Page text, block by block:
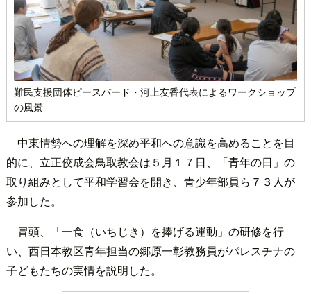
難民支援団体ピースバード・河上友香代表によるワークショップ
の風景
中東情勢への理解を深め平和への意識を高めることを目
的に、立正佼成会鳥取教会は５月１７日、「青年の日」の
取り組みとして平和学習会を開き、青少年部員ら７３人が
参加した。
冒頭、「一食（いちじき）を捧げる運動」の研修を行
い、西日本教区青年担当の郷原一彰教務員がパレスチナの
子どもたちの実情を説明した。